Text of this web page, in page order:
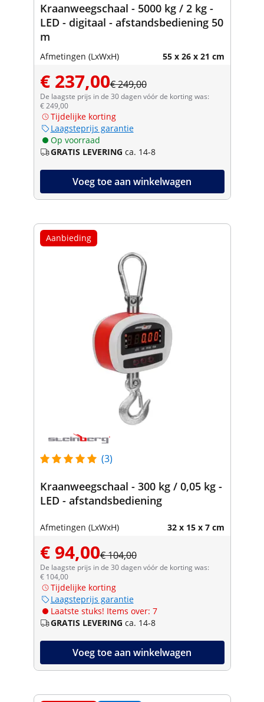
Kraanweegschaal - 5000 kg / 2 kg -
LED - digitaal - afstandsbediening 50
m
Afmetingen (LxWxH) 55 x 26 x 21 cm
€ 237,00€ 249,00
De laagste prijs in de 30 dagen vóór de korting was:
€ 249,00
Tijdelijke korting
Laagsteprijs garantie
Op voorraad
GRATIS LEVERING ca. 14-8
Voeg toe aan winkelwagen
Aanbieding
(3)
Kraanweegschaal - 300 kg / 0,05 kg -
LED - afstandsbediening
Afmetingen (LxWxH) 32 x 15 x 7 cm
€ 94,00€ 104,00
De laagste prijs in de 30 dagen vóór de korting was:
€ 104,00
Tijdelijke korting
Laagsteprijs garantie
Laatste stuks! Items over: 7
GRATIS LEVERING ca. 14-8
Voeg toe aan winkelwagen